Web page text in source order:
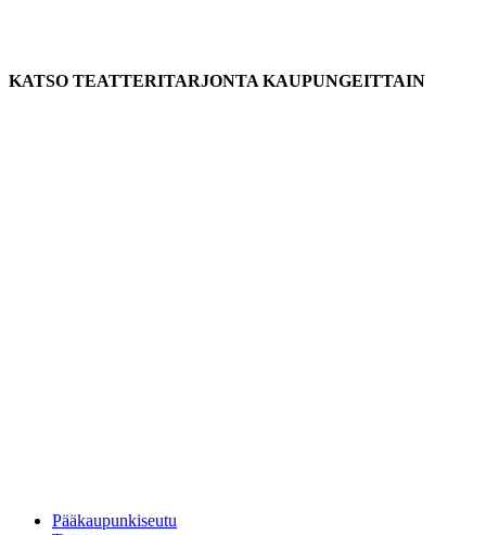
KATSO TEATTERITARJONTA KAUPUNGEITTAIN
Pääkaupunkiseutu